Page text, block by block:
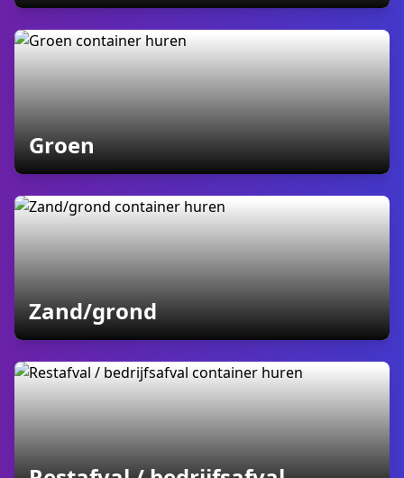
Groencontainers
Zand/grondcontainers